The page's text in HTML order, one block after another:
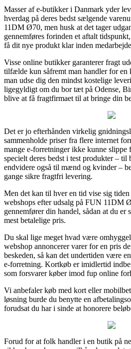
Masser af e-butikker i Danmark yder
hverdag på deres bedst sælgende
11DM Ø70, men husk at det tager
gennemføres forinden et aftalt
få dit nye produkt klar inden
Visse online butikker garanterer fragt
tilfælde kun såfremt man handler for en
man udse dig den mindst kostelige
ligegyldigt om du bor tæt på Odense,
blive at få fragtfirmaet til at bringe din
Det er jo efterhånden virkelig
sammenholde priser fra flere internet
mange e-forretninger ikke kunne slippe
specielt deres bedst i test produkter – til
endvidere også til mænd og kvinder –
gange sikre fragtfri levering.
Men det kan til hver en tid vise sig
webshops efter udsalg på FUN 11DM
gennemfører din handel, sådan at du er
mest betalelige pris.
Du skal lige meget hvad være
webshop annoncerer varer for en pris
beskeden, så kan det undertiden være
e-forretning. Kortkøb er imidlertid
som forsvarer køber imod fup online
Vi anbefaler køb med kort eller
løsning burde du benytte en
forudsat du har i sinde at honorere
Forud for at folk handler i en butik på